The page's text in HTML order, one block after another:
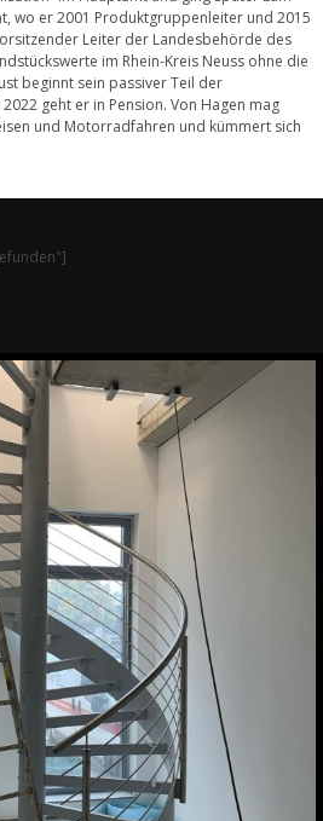
wo er 2001 Produktgruppenleiter und 2015
Leiter der Landesbehörde des
im Rhein-Kreis Neuss ohne die
beginnt sein passiver Teil der
geht er in Pension. Von Hagen mag
und Motorradfahren und kümmert sich